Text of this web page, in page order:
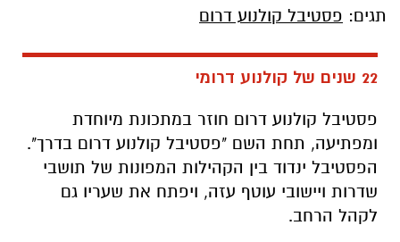
תגים: פסטיבל קולנוע דרום
22 שנים של קולנוע דרומי
פסטיבל קולנוע דרום חוזר במתכונת מיוחדת
ומפתיעה, תחת השם "פסטיבל קולנוע דרום בדרך".
הפסטיבל ינדוד בין הקהילות המפונות של תושבי
שדרות ויישובי עוטף עזה, ויפתח את שעריו גם
לקהל הרחב.